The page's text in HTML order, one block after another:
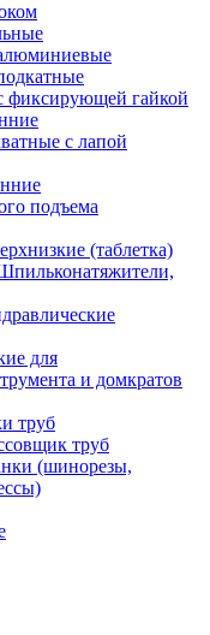
фиксирующей гайкой
с лапой
подъема
(таблетка)
для
и домкратов
труб
труб
(шинорезы,